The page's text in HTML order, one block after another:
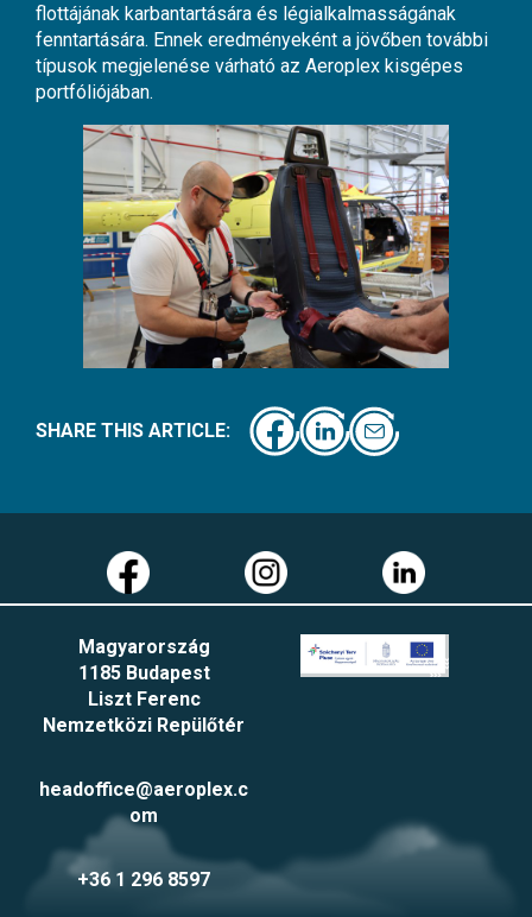
flottájának karbantartására és légialkalmasságának
fenntartására. Ennek eredményeként a jövőben további
típusok megjelenése várható az Aeroplex kisgépes
portfóliójában.
SHARE THIS ARTICLE:
Magyarország
1185 Budapest
Liszt Ferenc
Nemzetközi Repülőtér
headoffice@aeroplex.c
om
+36 1 296 8597